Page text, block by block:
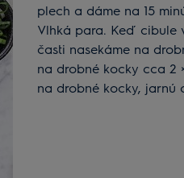
plech a dáme na 15
Vlhká para. Keď cibule
časti nasekáme na
na drobné kocky cca 2
na drobné kocky, jarnú